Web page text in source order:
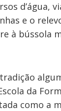
d’água,
e o
à bússola
da
como a